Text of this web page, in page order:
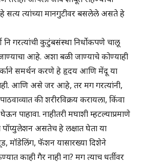
सत्य त्यांच्या मानगुटीवर बसलेले असते हे
नि गरत्यांची कुटुंबसंस्था निर्धोकपणे चालू
जाण्याचा आहे. अशा बळी जाण्याचे कोण्याही
समर्थन करणे हे हृदय आणि मेंदू या
आणि असे जर आहे, तर मग गरत्यांनी,
की शरीरविक्रय करायला, किंवा
पाहावा. नाहीतरी मघाशी म्हटल्याप्रमाणे
असतेच हे लक्षात घेता या
मॉडेलिंग, फॅशन यासारख्या दिशेने
काही गैर नाही ना? मग त्याच धर्तीवर